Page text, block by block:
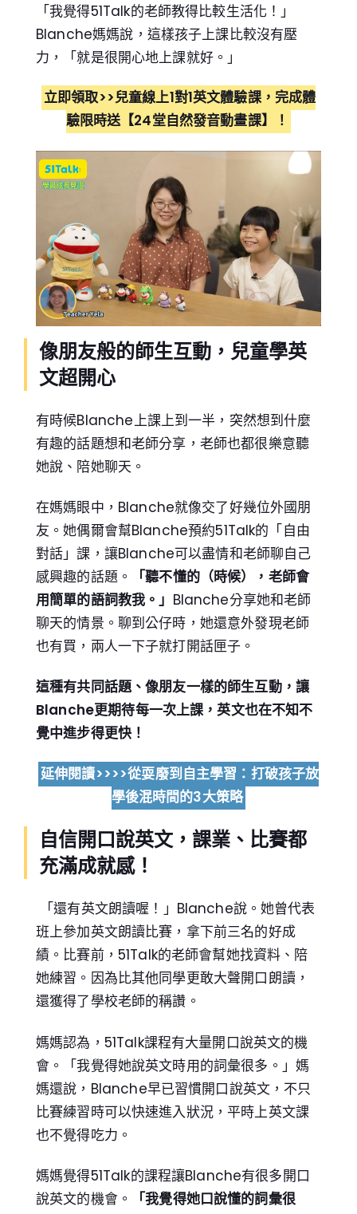
「我覺得51Talk的老師教得比較生活化！」
Blanche媽媽說，這樣孩子上課比較沒有壓
力，「就是很開心地上課就好。」
立即領取>>兒童線上1對1英文體驗課，完成體
驗限時送【24堂自然發音動畫課】！
像朋友般的師生互動，兒童學英
文超開心
有時候Blanche上課上到一半，突然想到什麼
有趣的話題想和老師分享，老師也都很樂意聽
她說、陪她聊天。
在媽媽眼中，Blanche就像交了好幾位外國朋
友。她偶爾會幫Blanche預約51Talk的「自由
對話」課，讓Blanche可以盡情和老師聊自己
感興趣的話題。
「聽不懂的（時候），老師會
用簡單的語詞教我。」 Blanche分享她和老師
聊天的情景。聊到公仔時，她還意外發現老師
也有買，兩人一下子就打開話匣子。
這種有共同話題、像朋友一樣的師生互動，讓
Blanche更期待每一次上課，英文也在不知不
覺中進步得更快！
延伸閱讀>>>>從耍廢到自主學習：打破孩子放
學後混時間的3大策略
自信開口說英文，課業、比賽都
充滿成就感！
「還有英文朗讀喔！」Blanche說。她曾代表
班上參加英文朗讀比賽，拿下前三名的好成
績。比賽前，51Talk的老師會幫她找資料、陪
她練習。因為比其他同學更敢大聲開口朗讀，
還獲得了學校老師的稱讚。
媽媽認為，51Talk課程有大量開口說英文的機
會。「我覺得她說英文時用的詞彙很多。」媽
媽還說，Blanche早已習慣開口說英文，不只
比賽練習時可以快速進入狀況，平時上英文課
也不覺得吃力。
媽媽覺得51Talk的課程讓Blanche有很多開口
說英文的機會。
「我覺得她口說懂的詞彙很